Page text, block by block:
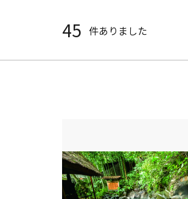
45 件ありました